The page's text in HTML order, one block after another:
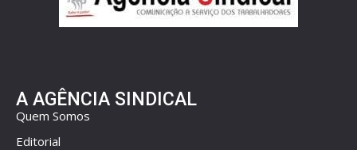
A AGÊNCIA SINDICAL
Quem Somos
Editorial